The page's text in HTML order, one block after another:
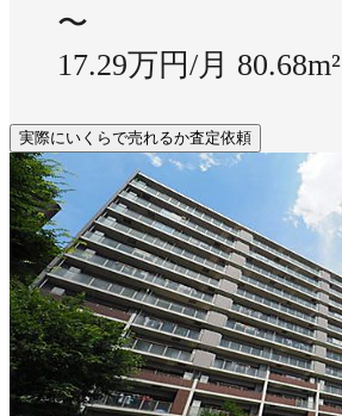
〜
17.29万円/月 80.68m²
実際にいくらで売れるか査定依頼